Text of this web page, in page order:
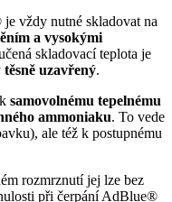
vždy nutné skladovat na
a vysokými
skladovací teplota je
těsně uzavřený.
samovolnému tepelnému
ammoniaku. To vede
ale též k postupnému
rozmrznutí jej lze bez
při čerpání AdBlue®